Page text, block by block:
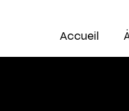
Accueil